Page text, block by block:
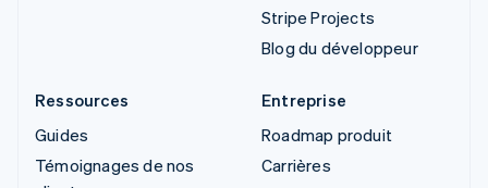
Stripe Projects
Blog du développeur
Ressources
Guides
Témoignages de nos
Entreprise
Roadmap produit
Carrières